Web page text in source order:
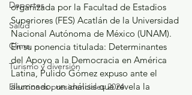
Deportes
Salud
Clima
Turismo y diversión
Elecciones presidenciales 2024
organizada por la Facultad de Estadios
Superiores (FES) Acatlán de la Universidad
Nacional Autónoma de México (UNAM).
En su ponencia titulada: Determinantes
del Apoyo a la Democracia en América
Latina, Pulido Gómez expuso ante el
alumnado, un análisis que revela la